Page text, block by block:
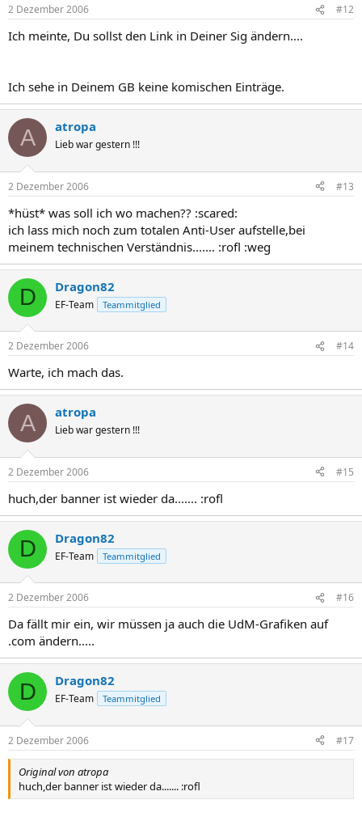
2 Dezember 2006 #12
Ich meinte, Du sollst den Link in Deiner Sig ändern....
Ich sehe in Deinem GB keine komischen Einträge.
A atropa
Lieb war gestern !!!
2 Dezember 2006 #13
*hüst* was soll ich wo machen?? :scared:
ich lass mich noch zum totalen Anti-User aufstelle,bei
meinem technischen Verständnis....... :rofl :weg
D Dragon82
EF-Team Teammitglied
2 Dezember 2006 #14
Warte, ich mach das.
A atropa
Lieb war gestern !!!
2 Dezember 2006 #15
huch,der banner ist wieder da....... :rofl
D Dragon82
EF-Team Teammitglied
2 Dezember 2006 #16
Da fällt mir ein, wir müssen ja auch die UdM-Grafiken auf
.com ändern.....
D Dragon82
EF-Team Teammitglied
2 Dezember 2006 #17
Original von atropa
huch,der banner ist wieder da....... :rofl